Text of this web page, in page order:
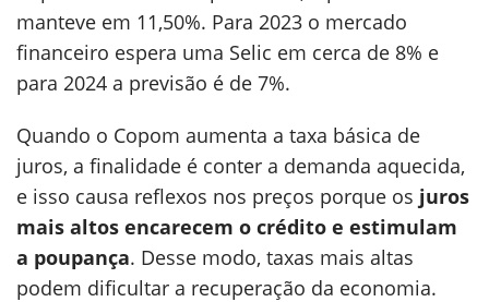
manteve em 11,50%. Para 2023 o mercado
financeiro espera uma Selic em cerca de 8% e
para 2024 a previsão é de 7%.
Quando o Copom aumenta a taxa básica de
juros, a finalidade é conter a demanda aquecida,
e isso causa reflexos nos preços porque os juros
mais altos encarecem o crédito e estimulam
a poupança. Desse modo, taxas mais altas
podem dificultar a recuperação da economia.